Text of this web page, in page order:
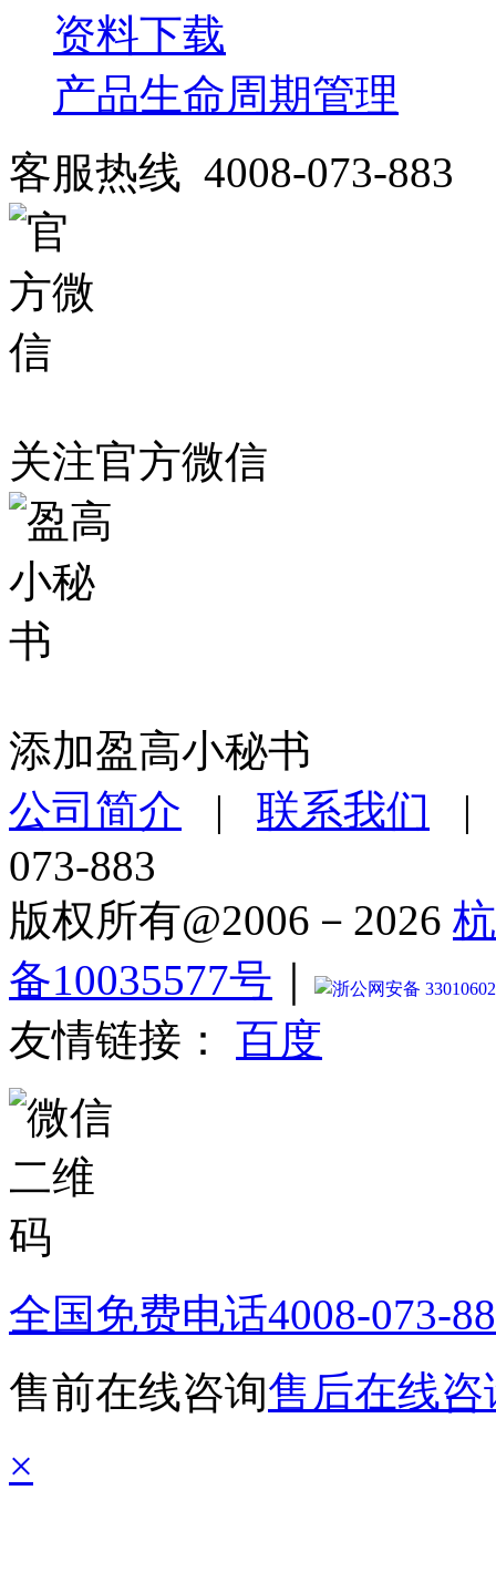
资料下载
产品生命周期管理
客服热线 4008-073-883
关注官方微信
添加盈高小秘书
公司简介 | 联系我们
073-883
版权所有@2006－2026
备10035577号
浙公网安备
友情链接： 百度
全国免费电话4008-073-
售前在线咨询售后在线咨
×